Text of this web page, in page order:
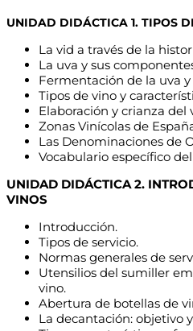
UNIDAD DIDÁCTICA 1. TIPOS
La vid a través de la
La uva y sus
Fermentación de la uva
Tipos de vino y
Elaboración y crianza del
Zonas Vinícolas de
Las Denominaciones de
Vocabulario específico
UNIDAD DIDÁCTICA 2.
VINOS
Introducción.
Tipos de servicio.
Normas generales de
Utensilios del sumiller
vino.
Abertura de botellas de
La decantación: objetivo